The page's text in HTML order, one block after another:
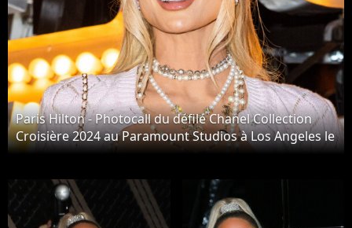
Paris Hilton - Photocall du défilé Chanel Collection
Croisière 2024 au Paramount Studios à Los Angeles le
9 mai 2023. © Olivier Borde / Bestimage